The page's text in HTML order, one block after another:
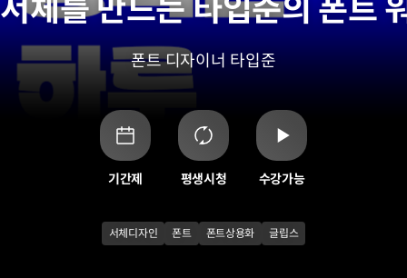
체를 만드는 타입준의 폰트
폰트 디자이너 타입준
기간제 평생시청 수강가능
서체디자인 폰트 폰트상용화 글립스